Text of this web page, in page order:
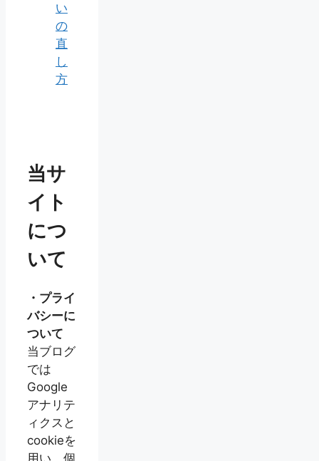
い
の
直
し
方
当サ
イト
につ
いて
・プライ
バシーに
ついて
当ブログ
では
Google
アナリテ
ィクスと
cookieを